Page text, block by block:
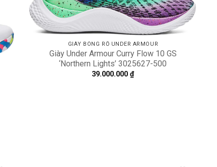
GIÀY BÓNG RỔ UNDER ARMOUR
Giày Under Armour Curry Flow 10 GS
‘Northern Lights’ 3025627-500
39.000.000₫